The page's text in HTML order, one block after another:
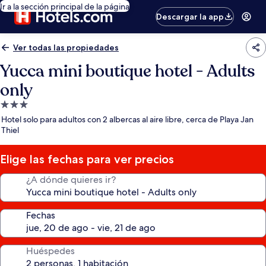
Ir a la sección principal de la página
Descargar la app
Ver todas las propiedades
Yucca mini boutique hotel - Adults
only
Propiedad
de
3.0
estrellas
Hotel solo para adultos con 2 albercas al aire libre, cerca de Playa Jan
Thiel
Elige las fechas para ver precios
¿A dónde quieres ir?
Fechas
Huéspedes